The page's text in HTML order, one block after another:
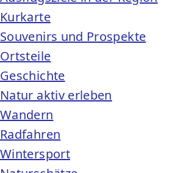
Kurkarte
Souvenirs und Prospekte
Ortsteile
Geschichte
Natur aktiv erleben
Wandern
Radfahren
Wintersport